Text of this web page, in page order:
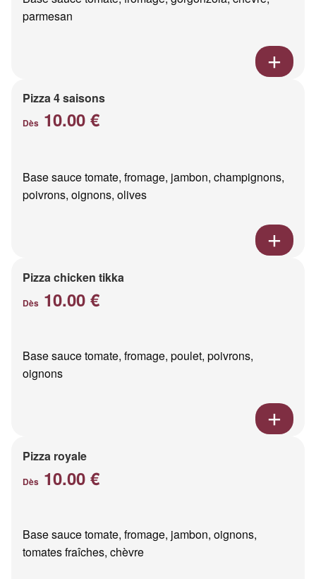
parmesan
Pizza 4 saisons
Dès 10.00 €
Base sauce tomate, fromage, jambon, champignons,
poivrons, oignons, olives
Pizza chicken tikka
Dès 10.00 €
Base sauce tomate, fromage, poulet, poivrons,
oignons
Pizza royale
Dès 10.00 €
Base sauce tomate, fromage, jambon, oignons,
tomates fraîches, chèvre